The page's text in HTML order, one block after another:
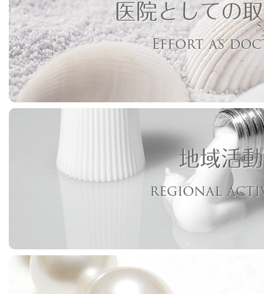
医院としての
Effort as
地域活動
regional